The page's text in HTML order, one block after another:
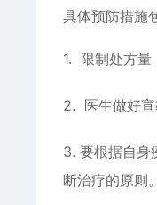
具体预防措施
1. 限制处方量
2. 医生做好宣
3. 要根据自身
断治疗的原则。